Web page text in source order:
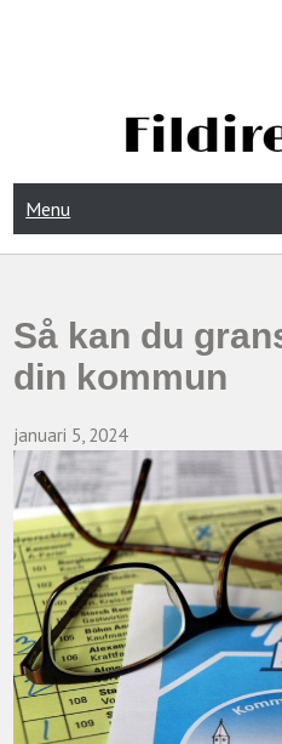
FIDIREKT.SE
Menu
Så kan du
din kommun
januari 5, 2024